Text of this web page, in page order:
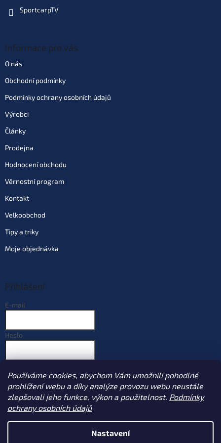
Používáme cookies, abychom Vám umožnili pohodlné
prohlížení webu a díky analýze provozu webu neustále
zlepšovali jeho funkce, výkon a použitelnost. Podmínky
ochrany osobních údajů
Nastavení
SportcarpTV
Informace pro vás
O nás
Obchodní podmínky
Podmínky ochrany osobních údajů
Výrobci
Články
Prodejna
Hodnocení obchodu
Věrnostní program
Kontakt
Velkoobchod
Tipy a triky
Moje objednávka
Přihlášení
E-mail
Heslo
Nová registrace
Zapomenuté heslo